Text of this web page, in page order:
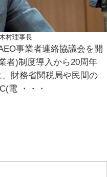
村理事長
事業者連絡協議会を開
者)制度導入から20周年
財務省関税局や民間の
電
・・・